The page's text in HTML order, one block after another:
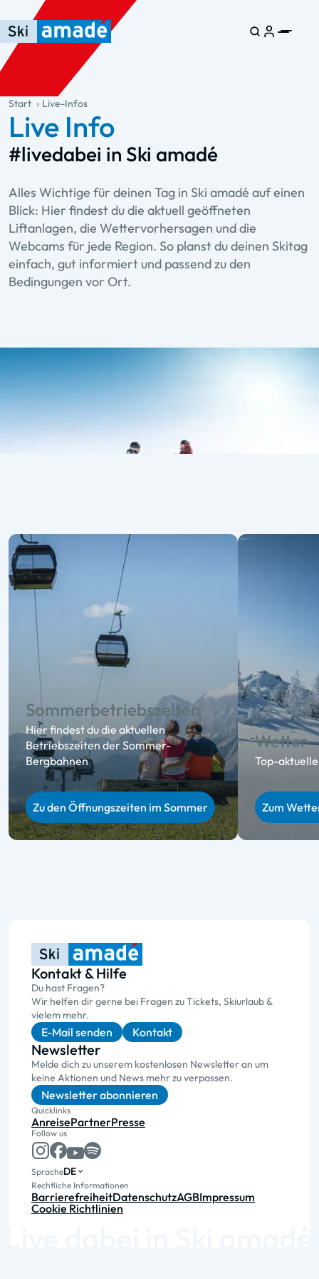
Zum Haupt-Inhalt springen
Springe zur Tabelle
Zur Haupt-Navigation springen
general.table-of-content
Start Live-Infos
Live Info
#livedabei in Ski amadé
Alles Wichtige für deinen Tag in Ski amadé auf einen
Blick: Hier findest du die aktuell geöffneten
Liftanlagen, die Wettervorhersagen und die
Webcams für jede Region. So planst du deinen Skitag
einfach, gut informiert und passend zu den
Bedingungen vor Ort.
Sommer­betriebs­zeiten
Hier findest du die aktuellen
Betriebszeiten der Sommer-
Bergbahnen
Zu den Öffnungszeiten im Sommer
Wetter
Top-
Zum
Kontakt & Hilfe
Du hast Fragen?
Wir helfen dir gerne bei Fragen zu Tickets, Skiurlaub &
vielem mehr.
E-Mail senden Kontakt
Newsletter
Melde dich zu unserem kostenlosen Newsletter an um
keine Aktionen und News mehr zu verpassen.
Newsletter abonnieren
Quicklinks
AnreisePartnerPresse
Follow us
SpracheDE
Rechtliche Informationen
BarrierefreiheitDatenschutzAGBImpressum
Cookie Richtlinien